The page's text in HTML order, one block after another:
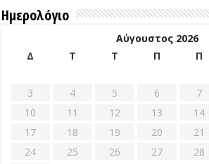
Ημερολόγιο
Αύγουστος 2026
Δ
Τ Τ Π Π
3
4 5 6 7
10
11 12 13 14
17
18 19 20 21
24
25 26 27 28